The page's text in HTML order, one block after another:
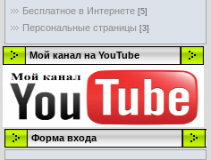
Бесплатное в Интернете [5]
Персональные страницы [3]
Мой канал на YouTube
Форма входа